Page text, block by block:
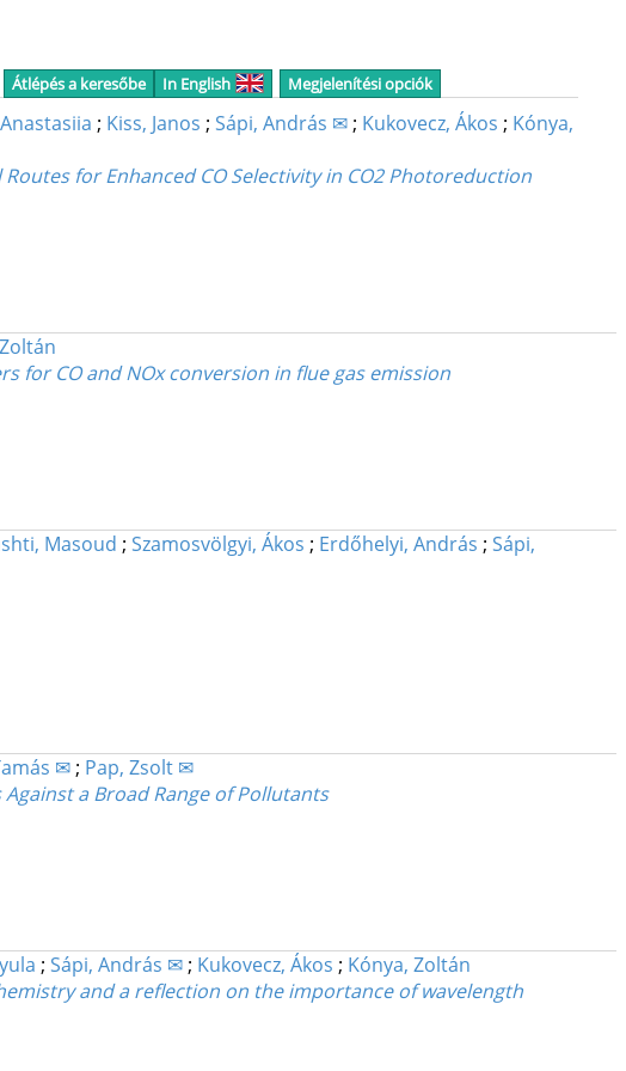
Átlépés a keresőbe In English Megjelenítési opciók
; Kiss, Janos ; Sápi, András ✉; Kukovecz, Ákos ; Kónya,
for Enhanced CO Selectivity in CO2 Photoreduction
for CO and NOx conversion in flue gas emission
Masoud ; Szamosvölgyi, Ákos ; Erdőhelyi, András ; Sápi,
✉; Pap, Zsolt ✉
a Broad Range of Pollutants
; Sápi, András ✉; Kukovecz, Ákos ; Kónya, Zoltán
and a reflection on the importance of wavelength